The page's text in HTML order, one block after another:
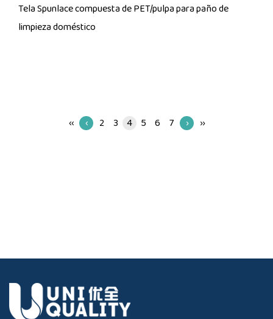
Tela Spunlace compuesta de PET/pulpa para paño de
limpieza doméstico
‹‹ ‹ 2 3 4 5 6 7 › ››